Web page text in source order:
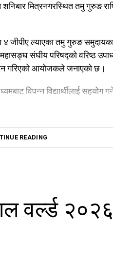
मित्रनगरस्थित तमु गुरुङ
४ जीपीए ल्याएका तमु गुरुङ
संघीय परिषद्को वरिष्ठ
गरिएको आयोजकले जनाएको छ।
विपन्न विद्यार्थीलाई सहयोग
READING
वर्ल्ड २०२६